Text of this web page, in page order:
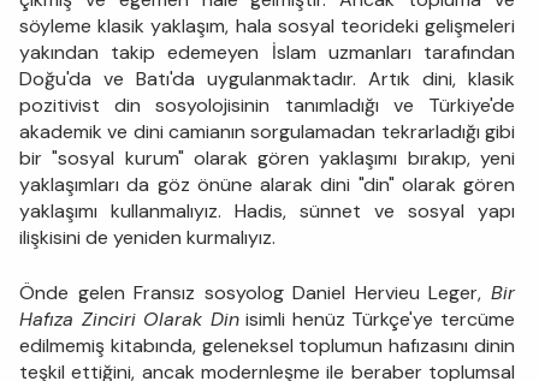
söyleme klasik yaklaşım, hala sosyal teorideki gelişmeleri
yakından takip edemeyen İslam uzmanları tarafından
Doğu'da ve Batı'da uygulanmaktadır. Artık dini, klasik
pozitivist din sosyolojisinin tanımladığı ve Türkiye'de
akademik ve dini camianın sorgulamadan tekrarladığı gibi
bir "sosyal kurum" olarak gören yaklaşımı bırakıp, yeni
yaklaşımları da göz önüne alarak dini "din" olarak gören
yaklaşımı kullanmalıyız. Hadis, sünnet ve sosyal yapı
ilişkisini de yeniden kurmalıyız.
Önde gelen Fransız sosyolog Daniel Hervieu Leger, Bir
Hafıza Zinciri Olarak Dinisimli henüz Türkçe'ye tercüme
edilmemiş kitabında, geleneksel toplumun hafızasını dinin
teşkil ettiğini, ancak modernleşme ile beraber toplumsal